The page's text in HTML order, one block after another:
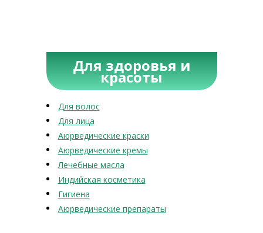
Для здоровья и
красоты
Для волос
Для лица
Аюрведические краски
Аюрведические кремы
Лечебные масла
Индийская косметика
Гигиена
Аюрведические препараты